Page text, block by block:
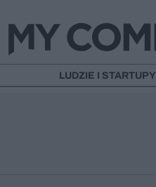
LUDZIE I STARTUPY